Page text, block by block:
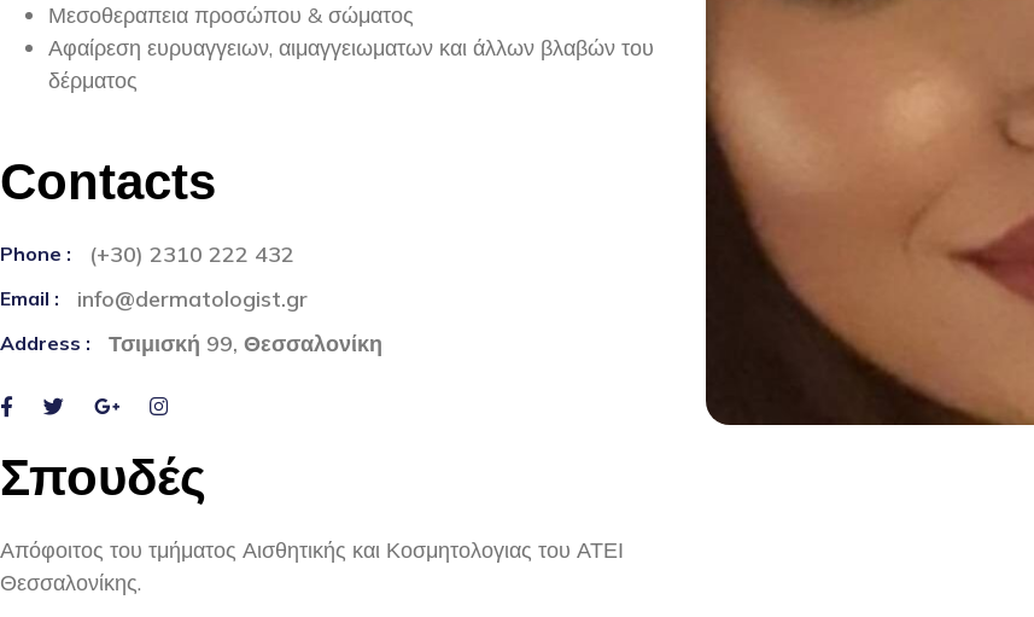
Μεσοθεραπεια προσώπου & σώματος
Αφαίρεση ευρυαγγειων, αιμαγγειωματων και άλλων βλαβών του
δέρματος
Contacts
Phone : (+30) 2310 222 432
Email : info@dermatologist.gr
Address : Τσιμισκή 99, Θεσσαλονίκη
Σπουδές
Απόφοιτος του τμήματος Αισθητικής και Κοσμητολογιας του ΑΤΕΙ
Θεσσαλονίκης.